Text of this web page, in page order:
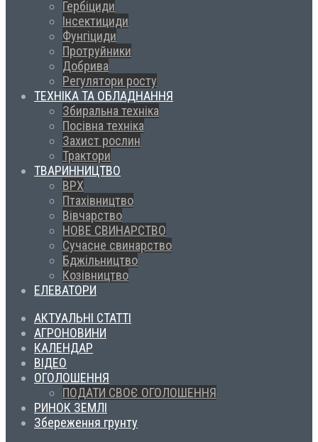
Гербіциди
Інсектициди
Фунгіциди
Протруйники
Добрива
Регулятори росту
ТЕХНІКА ТА ОБЛАДНАННЯ
Збиральна техніка
Посівна техніка
Захист рослин
Трактори
ТВАРИННИЦТВО
ВРХ
Птахівництво
Вівчарство
НОВЕ СВИНАРСТВО
Сучасне свинарство
Бджільництво
Козівництво
ЕЛЕВАТОРИ
АКТУАЛЬНІ СТАТТІ
АГРОНОВИНИ
КАЛЕНДАР
ВІДЕО
ОГОЛОШЕННЯ
ПОДАТИ СВОЄ ОГОЛОШЕННЯ
РИНОК ЗЕМЛІ
Збереження грунту